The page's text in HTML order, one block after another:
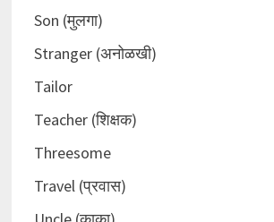
Son (मुलगा)
Stranger (अनोळखी)
Tailor
Teacher (शिक्षक)
Threesome
Travel (प्रवास)